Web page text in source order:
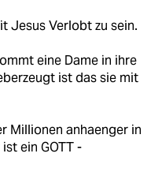
Jesus Verlobt zu sein.
eine Dame in ihre
ist das sie mit
Millionen anhaenger in
ein GOTT -